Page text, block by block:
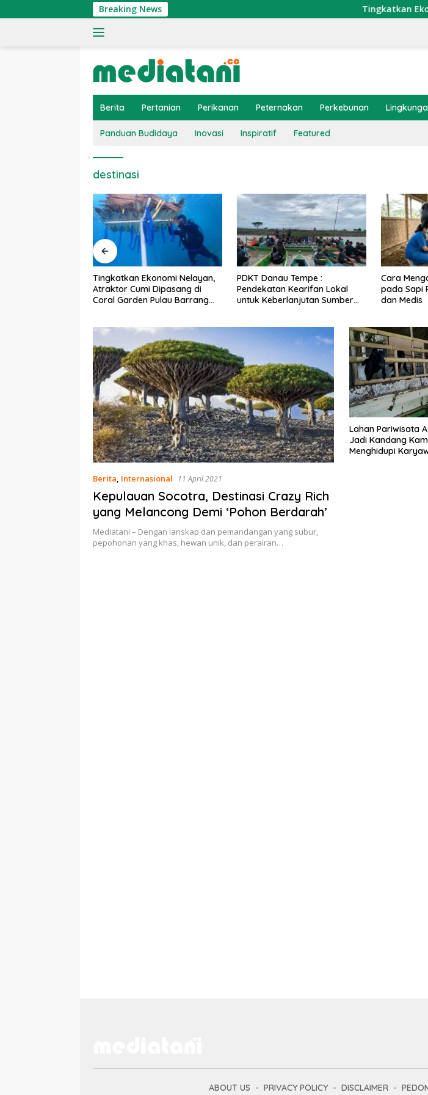
ke
Breaking News Tingkatkan
Berita Pertanian Perikanan Peternakan Perkebunan
Panduan Budidaya Inovasi Inspiratif Featured
destinasi
PDKT Danau Tempe :
Pendekatan Kearifan Lokal
untuk Keberlanjutan Sumber
Cara Mengatasi Penyakit PMK
pada Sapi Perah Secara Alami
dan Medis
Dosis dan
Tanaman
Vegetatif
Berita, Internasional 11 April 2021
Kepulauan Socotra, Destinasi Crazy Rich
yang Melancong Demi ‘Pohon Berdarah’
Mediatani – Dengan lanskap dan pemandangan yang subur,
pepohonan yang khas, hewan unik, dan perairan…
Lahan Pariwisata
Jadi Kandang
Menghidupi
ABOUT US PRIVACY POLICY DISCLAIMER